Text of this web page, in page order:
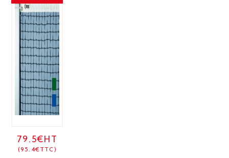
79.5€HT
(95.4€TTC)